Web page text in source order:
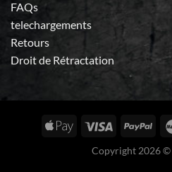
FAQs
telechargements
Retours
Droit de Rétractation
Copyright 2026 ©